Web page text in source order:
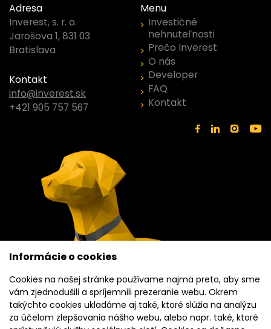
Adresa
Inverest, s. r. o.
Jarošova 1, 831 03
Bratislava
Kontakt
info@inverest.sk
+421 905 757 567
Menu
Investičné
nehnuteľnosti
Prečo Inverest
O nás
Developer
FAQ
Kontakt
Informácie o cookies
Cookies na našej stránke používame najmä preto, aby sme
vám zjednodušili a spríjemnili prezeranie webu. Okrem
takýchto cookies ukladáme aj také, ktoré slúžia na analýzu
za účelom zlepšovania nášho webu, alebo napr. také, ktoré